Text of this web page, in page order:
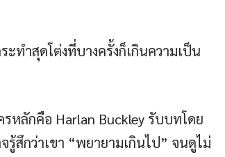
ำสุดโต่งที่บางครั้งก็เกินความเป็น
หลักคือ Harlan Buckley รับบทโดย
สึกว่าเขา “พยายามเกินไป” จนดูไม่